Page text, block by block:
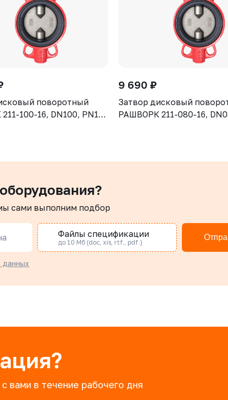
поворотный
100-16, DN100, PN16,
9 690 ₽
Затвор дисковый
РАШВОРК 211-080-16,
сами выполним подбор
Файлы спецификации
до 10 Мб (doc, xis, rtf., pdf.)
данных
вами в течение рабочего дня